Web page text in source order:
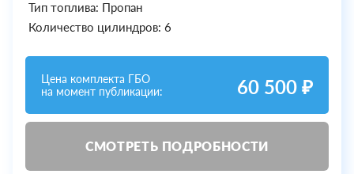
Тип топлива: Пропан
Количество цилиндров: 6
Цена комплекта ГБО
на момент публикации:
60 500 ₽
СМОТРЕТЬ ПОДРОБНОСТИ